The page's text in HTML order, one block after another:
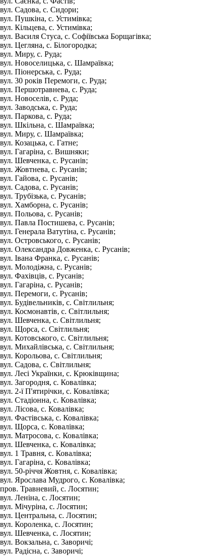
вул. Садова, с. Сидори;
вул. Пушкіна, с. Устимівка;
вул. Кільцева, с. Устимівка;
вул. Василя Стуса, с. Софіївська Борщагівка;
вул. Цегляна, с. Білогородка;
вул. Миру, с. Руда;
вул. Новоселицька, с. Шамраївка;
вул. Піонерська, с. Руда;
вул. 30 років Перемоги, с. Руда;
вул. Першотравнева, с. Руда;
вул. Новоселів, с. Руда;
вул. Заводська, с. Руда;
вул. Паркова, с. Руда;
вул. Шкільна, с. Шамраївка;
вул. Миру, с. Шамраївка;
вул. Козацька, с. Гатне;
вул. Гагаріна, с. Вишняки;
вул. Шевченка, с. Русанів;
вул. Жовтнева, с. Русанів;
вул. Гайова, с. Русанів;
вул. Садова, с. Русанів;
вул. Трубізька, с. Русанів;
вул. Хамборна, с. Русанів;
вул. Польова, с. Русанів;
вул. Павла Постишева, с. Русанів;
вул. Генерала Ватутіна, с. Русанів;
вул. Островського, с. Русанів;
вул. Олександра Довженка, с. Русанів;
вул. Івана Франка, с. Русанів;
вул. Молодіжна, с. Русанів;
вул. Фахівців, с. Русанів;
вул. Гагаріна, с. Русанів;
вул. Перемоги, с. Русанів;
вул. Будівельників, с. Світлильня;
вул. Космонавтів, с. Світлильня;
вул. Шевченка, с. Світлильня;
вул. Щорса, с. Світлильня;
вул. Котовського, с. Світлильня;
вул. Михайлівська, с. Світлильня;
вул. Корольова, с. Світлильня;
вул. Садова, с. Світлильня;
вул. Лесі Українки, с. Крюківщина;
вул. Загородня, с. Ковалівка;
вул. 2-ї П'ятирічки, с. Ковалівка;
вул. Стадіонна, с. Ковалівка;
вул. Лісова, с. Ковалівка;
вул. Фастівська, с. Ковалівка;
вул. Щорса, с. Ковалівка;
вул. Матросова, с. Ковалівка;
вул. Шевченка, с. Ковалівка;
вул. 1 Травня, с. Ковалівка;
вул. Гагаріна, с. Ковалівка;
вул. 50-річчя Жовтня, с. Ковалівка;
вул. Ярослава Мудрого, с. Ковалівка;
пров. Травневий, с. Лосятин;
вул. Леніна, с. Лосятин;
вул. Мічуріна, с. Лосятин;
вул. Центральна, с. Лосятин;
вул. Короленка, с. Лосятин;
вул. Шевченка, с. Лосятин;
вул. Вокзальна, с. Заворичі;
вул. Радісна, с. Заворичі;